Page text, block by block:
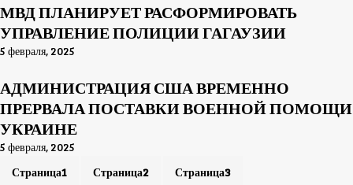
МВД ПЛАНИРУЕТ РАСФОРМИРОВАТЬ
УПРАВЛЕНИЕ ПОЛИЦИИ ГАГАУЗИИ
5 февраля, 2025
АДМИНИСТРАЦИЯ США ВРЕМЕННО
ПРЕРВАЛА ПОСТАВКИ ВОЕННОЙ ПОМОЩИ
УКРАИНЕ
5 февраля, 2025
Страница1 Страница2 Страница3